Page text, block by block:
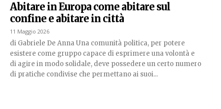
Abitare in Europa come abitare sul
confine e abitare in città
11 Maggio 2026
di Gabriele De Anna Una comunità politica, per potere
esistere come gruppo capace di esprimere una volontà e
di agire in modo solidale, deve possedere un certo numero
di pratiche condivise che permettano ai suoi...